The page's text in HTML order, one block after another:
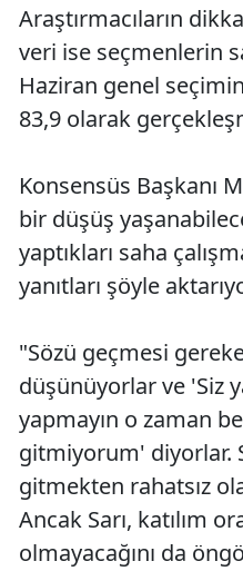
Araştırmacıların
veri ise seçmenlerin
Haziran genel
83,9 olarak
Konsensüs Başkanı
bir düşüş
yaptıkları saha
yanıtları şöyle
"Sözü geçmesi
düşünüyorlar ve 'Siz
yapmayın o zaman
gitmiyorum' diyorlar.
gitmekten rahatsız
Ancak Sarı, katılım
olmayacağını da